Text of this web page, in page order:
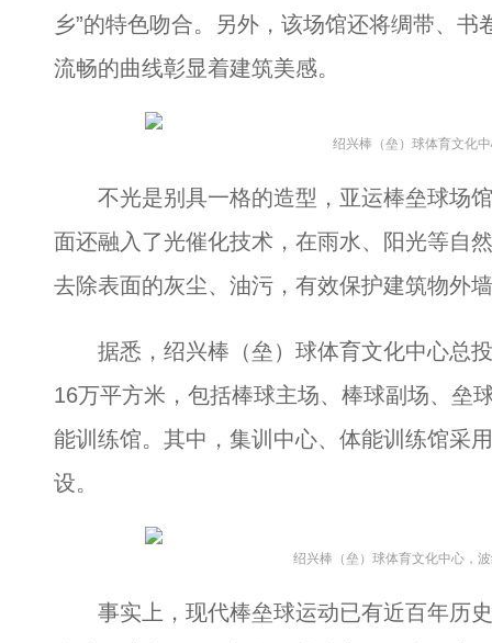
乡”的特色吻合。另外，该场馆还将绸带、
流畅的曲线彰显着建筑美感。
绍兴棒（垒）球体育文化
不光是别具一格的造型，亚运棒垒球场馆
面还融入了光催化技术，在雨水、阳光等自
去除表面的灰尘、油污，有效保护建筑物外
据悉，绍兴棒（垒）球体育文化中心总投
16万平方米，包括棒球主场、棒球副场、垒
能训练馆。其中，集训中心、体能训练馆采
设。
绍兴棒（垒）球体育文化中心，
事实上，现代棒垒球运动已有近百年历史